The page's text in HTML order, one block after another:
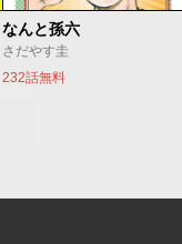
なんと孫六
さだやす圭
232話無料